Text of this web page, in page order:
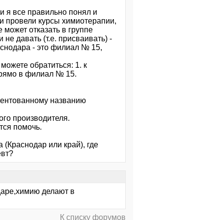
я все правильно понял и
провели курсы химиотерапии,
отказать в группе
давать (т.е. присваивать) -
- это филиал № 15,
обратиться: 1. к
в филиал № 15.
названию
производителя.
помочь.
или край), где
делают в
К списку форумов